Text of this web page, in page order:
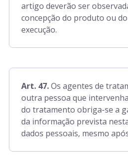
artigo deverão ser
concepção do produto ou
execução.
Art. 47.Os agentes de
outra pessoa que
do tratamento obriga-se a
da informação prevista
dados pessoais, mesmo